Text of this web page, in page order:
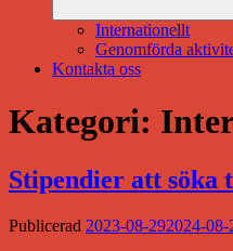
Internationellt
Genomförda
Kontakta oss
Kategori:
Stipendier att söka
Publicerad 2023-08-292024-08-